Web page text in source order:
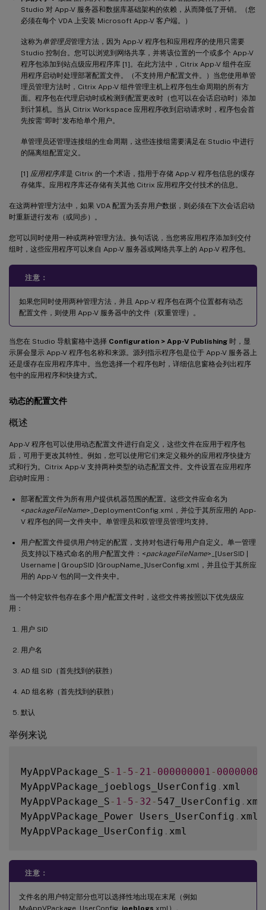
Studio 对 App-V 服务器和数据库基础架构的依赖，从而降低了开销。（您
必须在每个 VDA 上安装 Microsoft App-V 客户端。）
这称为单管理员管理方法，因为 App-V 程序包和应用程序的使用只需要
Studio 控制台。您可以浏览到网络共享，并将该位置的一个或多个 App-V
程序包添加到站点级应用程序库 [1]。在此方法中，Citrix App-V 组件在应
用程序启动时处理部署配置文件。（不支持用户配置文件。）当您使用单管
理员管理方法时，Citrix App-V 组件管理主机上程序包生命周期的所有方
面。程序包在代理启动时或检测到配置更改时（也可以在会话启动时）添加
到计算机。当从 Citrix Workspace 应用程序收到启动请求时，程序包会首
先按需“即时”发布给单个用户。
单管理员还管理连接组的生命周期，这些连接组需要满足在 Studio 中进行
的隔离组配置定义。
[1] 应用程序库是 Citrix 的一个术语，指用于存储 App-V 程序包信息的缓存
存储库。应用程序库还存储有关其他 Citrix 应用程序交付技术的信息。
在这两种管理方法中，如果 VDA 配置为丢弃用户数据，则必须在下次会话启动
时重新进行发布（或同步）。
您可以同时使用一种或两种管理方法。换句话说，当您将应用程序添加到交付
组时，这些应用程序可以来自 App-V 服务器或网络共享上的 App-V 程序包。
注意：
如果您同时使用两种管理方法，并且 App-V 程序包在两个位置都有动态
配置文件，则使用 App-V 服务器中的文件（双重管理）。
当您在 Studio 导航窗格中选择 Configuration > App-V Publishing 时，显
示屏会显示 App-V 程序包名称和来源。源列指示程序包是位于 App-V 服务器上
还是缓存在应用程序库中。当您选择一个程序包时，详细信息窗格会列出程序
包中的应用程序和快捷方式。
动态的配置文件
概述
App-V 程序包可以使用动态配置文件进行自定义，这些文件在应用于程序包
后，可用于更改其特性。例如，您可以使用它们来定义额外的应用程序快捷方
式和行为。Citrix App-V 支持两种类型的动态配置文件。文件设置在应用程序
启动时应用：
部署配置文件为所有用户提供机器范围的配置。这些文件应命名为
<packageFileName>_DeploymentConfig.xml，并位于其所应用的 App-
V 程序包的同一文件夹中。单管理员和双管理员管理均支持。
用户配置文件提供用户特定的配置，支持对包进行每用户自定义。单一管理
员支持以下格式命名的用户配置文件：<packageFileName>_[UserSID |
Username | GroupSID |GroupName_]UserConfig.xml，并且位于其所应
用的 App-V 包的同一文件夹中。
当一个特定软件包存在多个用户配置文件时，这些文件将按照以下优先级应
用：
用户 SID
用户名
AD 组 SID（首先找到的获胜）
AD 组名称（首先找到的获胜）
默认
举例来说
MyAppVPackage_S - 1 - 5 - 21 - 000000001 -
MyAppVPackage_joeblogs_UserConfig . xml
MyAppVPackage_S - 1 - 5 - 32 - 547_UserConfig . xml
MyAppVPackage_Power Users_UserConfig . xml
MyAppVPackage_UserConfig .
注意：
文件名的用户特定部分也可以选择性地出现在末尾（例如
MyAppVPackage_UserConfig_ joeblogs .xml）。